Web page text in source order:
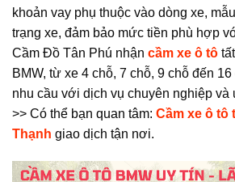
khoản vay phụ thuộc vào dòng xe,
trạng xe, đảm bảo mức tiền phù hợp
Cầm Đồ Tân Phú nhận cầm xe ô tô
BMW, từ xe 4 chỗ, 7 chỗ, 9 chỗ đến
nhu cầu với dịch vụ chuyên nghiệp và
>> Có thể bạn quan tâm: Cầm xe ô tô
Thạnh giao dịch tận nơi.